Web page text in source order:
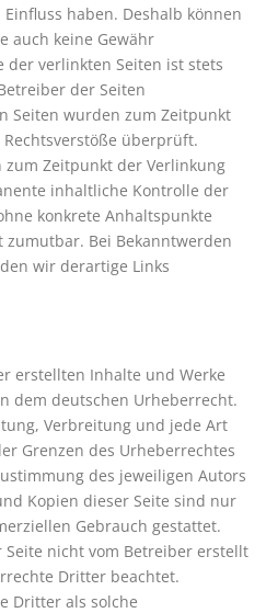
haben. Deshalb können
auch keine Gewähr
verlinkten Seiten ist stets
der Seiten
Seiten wurden zum Zeitpunkt
überprüft.
Zeitpunkt der Verlinkung
inhaltliche Kontrolle der
konkrete Anhaltspunkte
Bei Bekanntwerden
wir derartige Links
erstellten Inhalte und Werke
dem deutschen Urheberrecht.
Verbreitung und jede Art
Grenzen des Urheberrechtes
des jeweiligen Autors
Kopien dieser Seite sind nur
Gebrauch gestattet.
nicht vom Betreiber erstellt
Dritter beachtet.
Dritter als solche